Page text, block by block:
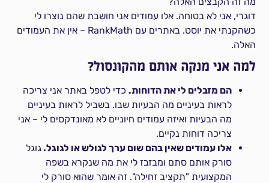
דוגרי, אני לא בטוחה. אלו עמודים אני חושבת שהם נוצרו לי
כשהקנתי את יוסט. באתרים עם RankMath – אין את העמודים
האלה.
למה אני מנקה אותם מהקונסול?
הם מזבלים לי את הדוחות. כדי לטפל באתר אני צריכה
לראות בעיניים מה הבעיות שבו. בשביל לראות בעיניים
מה הבעיות ואיזה עמודים חיוניים לא מאונדקסים לי – אני
צריכה דוחות נקיים.
אלו עמודים שאין בהם שום ערך לגולש או לגוגל.גוגל
סורק אותם סתם ומבזבז לי את מה שנקרא בשפה
המקצועית "תקציב זחילה". זה אומר שהוא סורק לי